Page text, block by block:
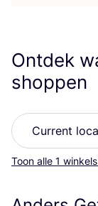
Ontdek
shoppen
Toon alle 1